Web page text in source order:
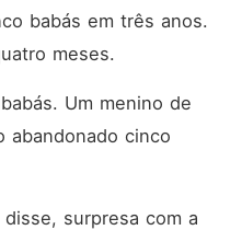
babás em três anos.
meses.
Um menino de
abandonado cinco
surpresa com a